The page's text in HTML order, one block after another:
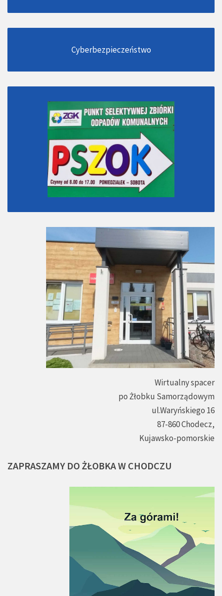
Cyberbezpieczeństwo
Wirtualny spacer
po Żłobku Samorządowym
ul.Waryńskiego 16
87-860 Chodecz,
Kujawsko-pomorskie
ZAPRASZAMY DOŻŁOBKAW CHODCZU